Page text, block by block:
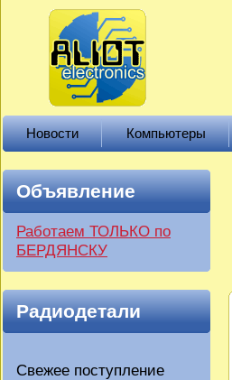
Новости Компьютеры
Объявление
Работаем ТОЛЬКО по
БЕРДЯНСКУ
Радиодетали
Свежее поступление